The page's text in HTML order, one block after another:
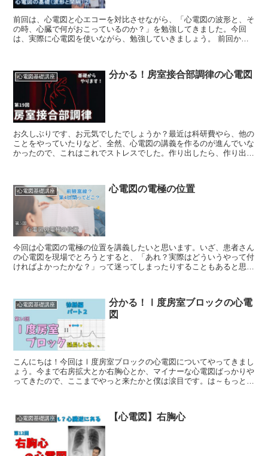
前回は、心電図と心エコーを対比させながら、「心電図の波形と、そ
の時、心臓で何がおこっているのか？」を勉強してきました。今回
は、実際に心電図を使いながら、勉強していきましょう。 前回から
心電図基礎講座 分かる！房室接合部調律の心電図
お久しぶりです、お元気でしたでしょうか？最近は科研費やら、他の
ことをやっていたりなど、全然、心電図の講義を作るのが進んでいな
かったので、これはこれでストレスでした。作り出したら、作り出し
心電図基礎講座 心電図の電極の位置
今回は心電図の電極の位置を講義したいと思います。いざ、患者さん
の心電図を現場でとろうとすると、「あれ？実際はどういうやって付
ければよかったかな？」って迷ってしまったりすることもあると思い
心電図基礎講座
分かる！Ⅰ度房室ブロックの心電
図
こんにちは！今回はⅠ度房室ブロックの心電図についてやってきまし
ょう。今まで右房拡大とか右胸心とか、マイナーな心電図ばっかりや
ってきたので、ここまでやっと来たかと僕は涙目です。は～もっと、
心電図基礎講座 【心電図】右胸心